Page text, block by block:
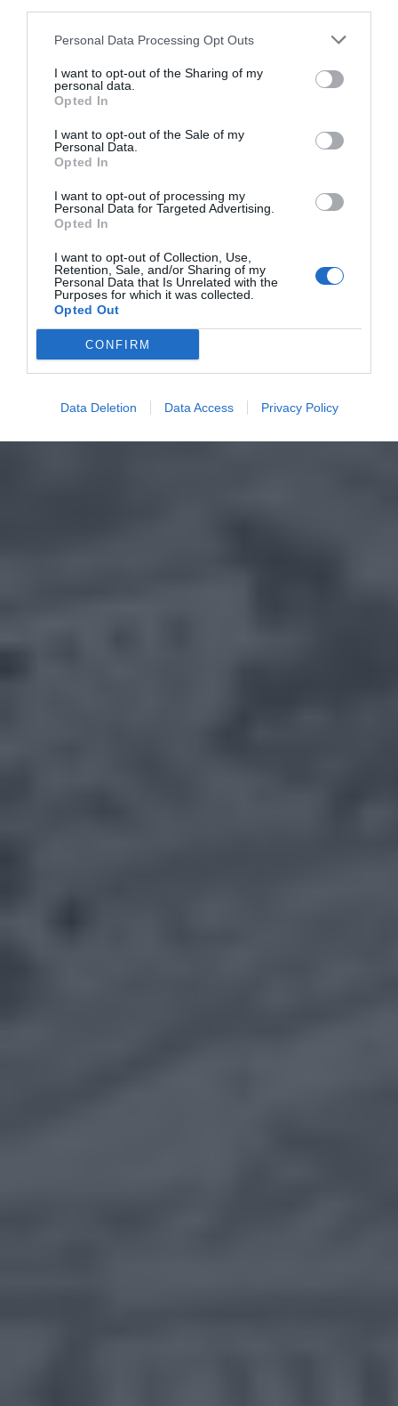
Personal Data Processing Opt Outs
I want to opt-out of the Sharing of my
personal data.
Opted In
I want to opt-out of the Sale of my
Personal Data.
Opted In
I want to opt-out of processing my
Personal Data for Targeted Advertising.
Opted In
I want to opt-out of Collection, Use,
Retention, Sale, and/or Sharing of my
Personal Data that Is Unrelated with the
Purposes for which it was collected.
Opted Out
CONFIRM
Data Deletion Data Access Privacy Policy